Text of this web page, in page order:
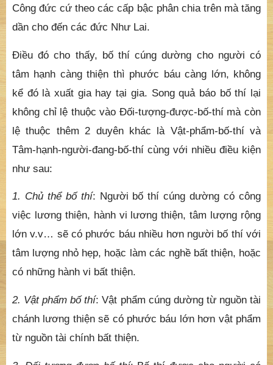
Điều đó cho thấy, bố thí cúng dường cho người có
tâm hạnh càng thiện thì phước báu càng lớn, không
không chỉ lệ thuộc vào Đối-tượng-được-bố-thí mà còn
lệ thuộc thêm 2 duyên khác là Vật-phẩm-bố-thí và
Tâm-hạnh-người-đang-bố-thí cùng với nhiều điều kiện
như sau:
1. Chủ thể bố thí: Người bố thí cúng dường có công
việc lương thiện, hành vi lương thiện, tâm lượng rộng
tâm lượng nhỏ hẹp, hoặc làm các nghề bất thiện, hoặc
có những hành vi bất thiện.
2. Vật phẩm bố thí: Vật phẩm cúng dường từ nguồn tài
chánh lương thiện sẽ có phước báu lớn hơn vật phẩm
3. Đối tượng được bố thí: Bố thí được cho người có
phẩm hạnh càng lớn thì quả báo nhận được càng lớn.